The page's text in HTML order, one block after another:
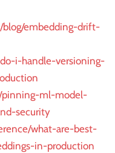
embedding-drift-
i-handle-versioning-
pinning-ml-model-
security
what-are-best-
in-production